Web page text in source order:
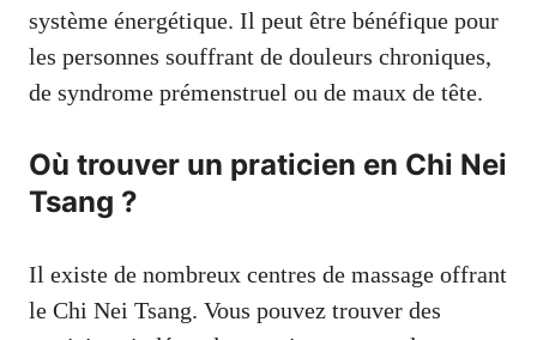
système énergétique. Il peut être bénéfique pour
les personnes souffrant de douleurs chroniques,
de syndrome prémenstruel ou de maux de tête.
Où trouver un praticien en Chi Nei
Tsang ?
Il existe de nombreux centres de massage offrant
le Chi Nei Tsang. Vous pouvez trouver des